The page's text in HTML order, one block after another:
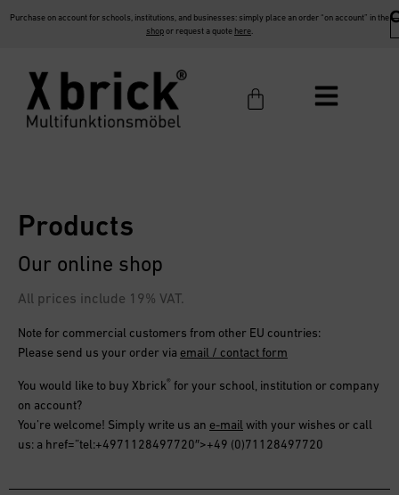
Purchase on account for schools, institutions, and businesses: simply place an order “on account” in the
shopor request a quote here
Note for commercial customers from other EU countries:
Please send us your order via email / contact form
You would like to buy Xbrick® for your school, institution or company
on account?
You’re welcome! Simply write us an e-mail with your wishes or call
us: a href=”tel:+4971128497720″>+49 (0)71128497720
Products
Our online shop
All prices include 19% VAT.